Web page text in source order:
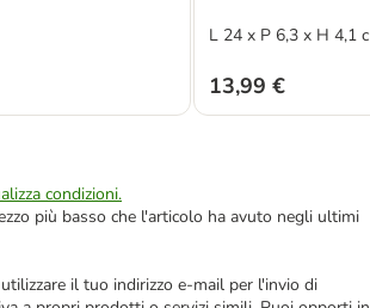
L 24 x P 6,3 x H 4,1
13,99 €
condizioni.
più basso che l'articolo ha avuto negli ultimi
il tuo indirizzo e-mail per l'invio di